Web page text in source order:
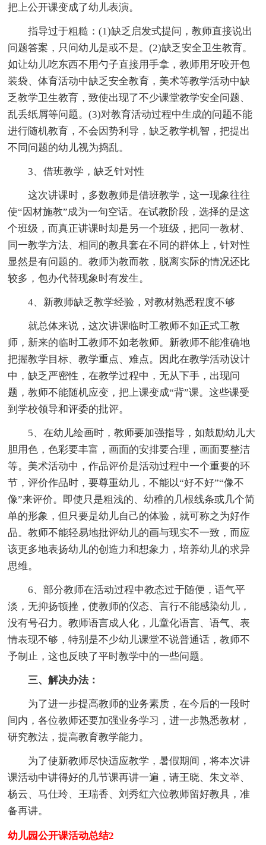
把上公开课变成了幼儿表演。
指导过于粗糙：(1)缺乏启发式提问，教师直接说出
问题答案，只问幼儿是或不是。(2)缺乏安全卫生教育。
如让幼儿吃东西不用勺子直接用手拿，教师用牙咬开包
装袋、体育活动中缺乏安全教育，美术等教学活动中缺
乏教学卫生教育，致使出现了不少课堂教学安全问题、
乱丢纸屑等问题。(3)对教育活动过程中生成的问题不能
进行随机教育，不会因势利导，缺乏教学机智，把提出
不同问题的幼儿视为捣乱。
3、借班教学，缺乏针对性
这次讲课时，多数教师是借班教学，这一现象往往
使“因材施教”成为一句空话。在试教阶段，选择的是这
个班级，而真正讲课时却是另一个班级，把同一教材、
同一教学方法、相同的教具套在不同的群体上，针对性
显然是有问题的。教师为教而教，脱离实际的情况还比
较多，包办代替现象时有发生。
4、新教师缺乏教学经验，对教材熟悉程度不够
就总体来说，这次讲课临时工教师不如正式工教
师，新来的临时工教师不如老教师。新教师不能准确地
把握教学目标、教学重点、难点。因此在教学活动设计
中，缺乏严密性，在教学过程中，无从下手，出现问
题，教师不能随机应变，把上课变成“背”课。这些课受
到学校领导和评委的批评。
5、在幼儿绘画时，教师要加强指导，如鼓励幼儿大
胆用色，色彩要丰富，画面的安排要合理，画面要整洁
等。美术活动中，作品评价是活动过程中一个重要的环
节，评价作品时，要尊重幼儿，不能以“好不好”“像不
像”来评价。即使只是粗浅的、幼稚的几根线条或几个简
单的形象，但只要是幼儿自己的体验，就可称之为好作
品。教师不能轻易地批评幼儿的画与现实不一致，而应
该更多地表扬幼儿的创造力和想象力，培养幼儿的求异
思维。
6、部分教师在活动过程中教态过于随便，语气平
淡，无抑扬顿挫，使教师的仪态、言行不能感染幼儿，
没有号召力。教师语言成人化，儿童化语言、语气、表
情表现不够，特别是不少幼儿课堂不说普通话，教师不
予制止，这也反映了平时教学中的一些问题。
三、解决办法：
为了进一步提高教师的业务素质，在今后的一段时
间内，各位教师还要加强业务学习，进一步熟悉教材，
研究教法，提高教育教学能力。
为了使新教师尽快适应教学，暑假期间，将本次讲
课活动中讲得好的几节课再讲一遍，请王晓、朱文举、
杨云、马仕玲、王瑞香、刘秀红六位教师留好教具，准
备再讲。
幼儿园公开课活动总结2